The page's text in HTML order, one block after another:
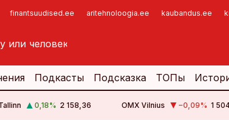
finantsuudised.ee aritehnoloogia.ee kaubandus.ee
Подкасты Подсказка ТОПы
0,18% 2 158,36 OMX Vilnius −0,09% 1